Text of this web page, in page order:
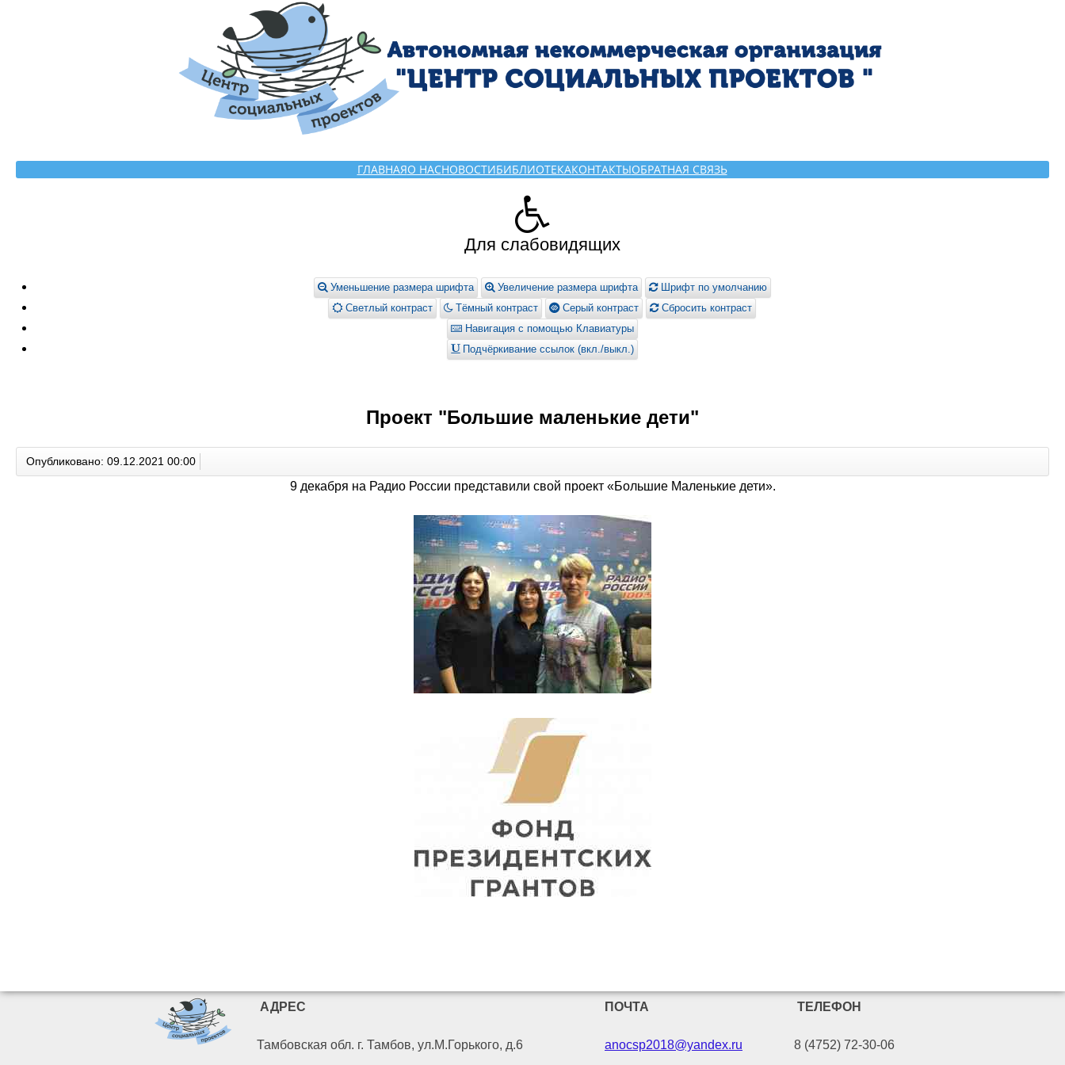
ГЛАВНАЯО НАСНОВОСТИБИБЛИОТЕКАКОНТАКТЫОБРАТНАЯ СВЯЗЬ
Для слабовидящих
Уменьшение размера шрифта Увеличение размера шрифта
Шрифт по умолчанию
Светлый контраст
Тёмный контраст Серый контраст
Сбросить контраст
Навигация с помощью Клавиатуры
Подчёркивание ссылок (вкл./выкл.)
Проект "Большие маленькие дети"
Опубликовано: 09.12.2021 00:00
9 декабря на Радио России представили свой проект «Большие Маленькие дети».
АДРЕС
Тамбовская обл. г. Тамбов, ул.М.Горького, д.6
ПОЧТА
anocsp2018@yandex.ru
ТЕЛЕФОН
8 (4752) 72-30-06